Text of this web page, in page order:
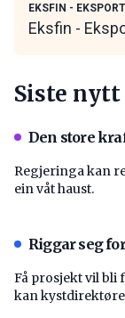
EKSFIN -
Eksfin -
Siste nytt
Den store
Regjeringa kan
ein våt haust.
Riggar seg
Få prosjekt vil bli
kan